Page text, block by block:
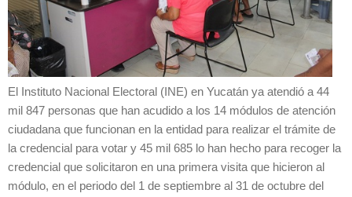
El Instituto Nacional Electoral (INE) en Yucatán ya atendió a 44
mil 847 personas que han acudido a los 14 módulos de atención
ciudadana que funcionan en la entidad para realizar el trámite de
la credencial para votar y 45 mil 685 lo han hecho para recoger la
credencial que solicitaron en una primera visita que hicieron al
módulo, en el periodo del 1 de septiembre al 31 de octubre del